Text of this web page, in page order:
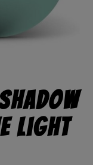
Light